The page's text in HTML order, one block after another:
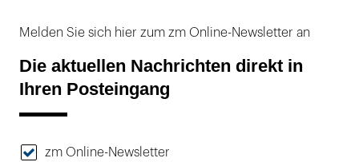
Melden Sie sich hier zum zm Online-Newsletter an
Die aktuellen Nachrichten direkt in
Ihren Posteingang
zm Online-Newsletter